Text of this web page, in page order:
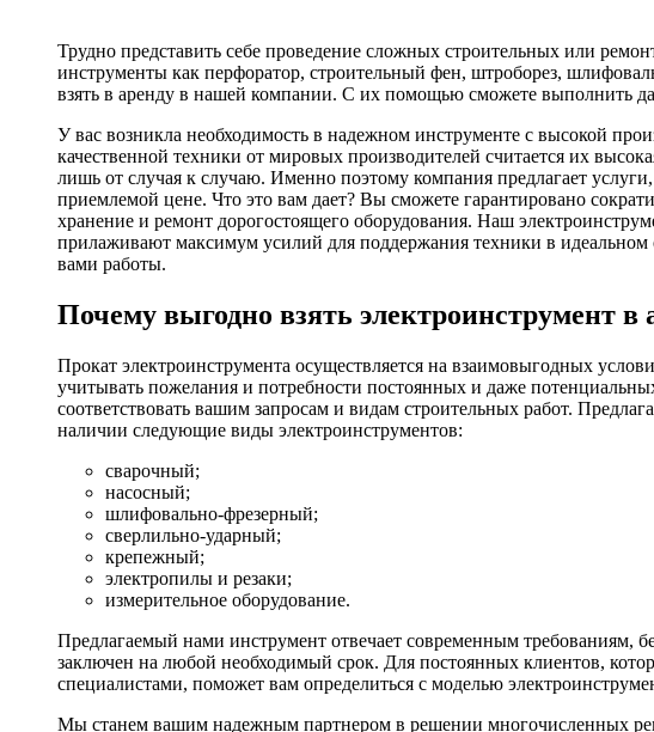
Трудно представить себе проведение сложных строительных или
инструменты как перфоратор, строительный фен, штроборез,
взять в аренду в нашей компании. С их помощью сможете выполнить
У вас возникла необходимость в надежном инструменте с высокой
качественной техники от мировых производителей считается их
лишь от случая к случаю. Именно поэтому компания предлагает
приемлемой цене. Что это вам дает? Вы сможете гарантировано
хранение и ремонт дорогостоящего оборудования. Наш
прилаживают максимум усилий для поддержания техники в идеальном
вами работы.
Почему выгодно взять электроинструмент в
Прокат электроинструмента осуществляется на взаимовыгодных
учитывать пожелания и потребности постоянных и даже
соответствовать вашим запросам и видам строительных работ.
наличии следующие виды электроинструментов:
сварочный;
насосный;
шлифовально-фрезерный;
сверлильно-ударный;
крепежный;
электропилы и резаки;
измерительное оборудование.
Предлагаемый нами инструмент отвечает современным требованиям,
заключен на любой необходимый срок. Для постоянных клиентов,
специалистами, поможет вам определиться с моделью
Мы станем вашим надежным партнером в решении многочисленных